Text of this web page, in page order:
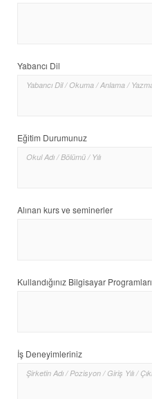
Yabancı Dil
Eğitim Durumunuz
Alınan kurs ve seminerler
Kullandığınız Bilgisayar Programları
İş Deneyimleriniz